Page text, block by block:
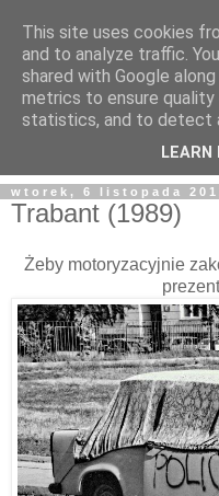
wtorek, 6 listopada
Trabant (1989)
Żeby motoryzacyjnie
This site uses cookies
and to analyze traffic.
shared with Google
metrics to ensure
statistics, and to detect
LEARN